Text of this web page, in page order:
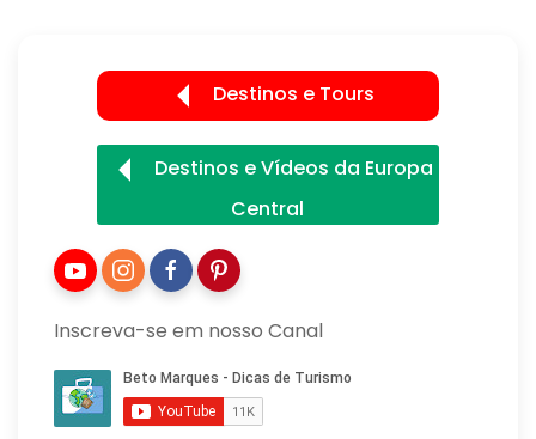
Destinos e Tours
Destinos e Vídeos da Europa
Central
Inscreva-se em nosso Canal